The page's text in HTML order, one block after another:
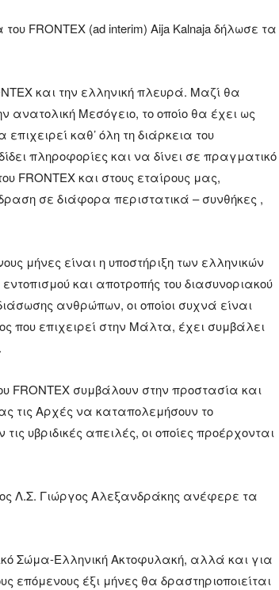
FRONTEX (ad interim) Aija Kalnaja δήλωσε τα
και την ελληνική πλευρά. Μαζί θα
Μεσόγειο, το οποίο θα έχει ως
καθ’ όλη τη διάρκεια του
πληροφορίες και να δίνει σε πραγματικό
FRONTEX και στους εταίρους μας,
σε διάφορα περιστατικά – συνθήκες ,
μήνες είναι η υποστήριξη των ελληνικών
και αποτροπής του διασυνοριακού
ανθρώπων, οι οποίοι συχνά είναι
που επιχειρεί στην Μάλτα, έχει συμβάλει
FRONTEX συμβάλουν στην προστασία και
τις Αρχές να καταπολεμήσουν το
υβριδικές απειλές, οι οποίες προέρχονται
Λ.Σ. Γιώργος Αλεξανδράκης ανέφερε τα
Σώμα-Ελληνική Ακτοφυλακή, αλλά και για
επόμενους έξι μήνες θα δραστηριοποιείται